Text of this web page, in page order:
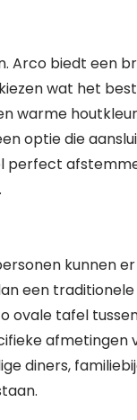
Arco biedt een
wat het
warme
optie die
perfect
kunnen
een
ovale tafel
afmetingen
diners,